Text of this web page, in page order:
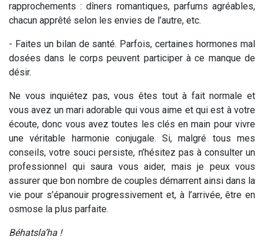
rapprochements : dîners romantiques, parfums agréables,
chacun apprêté selon les envies de l’autre, etc.
- Faites un bilan de santé. Parfois, certaines hormones mal
dosées dans le corps peuvent participer à ce manque de
désir.
Ne vous inquiétez pas, vous êtes tout à fait normale et
vous avez un mari adorable qui vous aime et qui est à votre
écoute, donc vous avez toutes les clés en main pour vivre
une véritable harmonie conjugale. Si, malgré tous mes
conseils, votre souci persiste, n’hésitez pas à consulter un
professionnel qui saura vous aider, mais je peux vous
assurer que bon nombre de couples démarrent ainsi dans la
vie pour s’épanouir progressivement et, à l’arrivée, être en
osmose la plus parfaite.
Béhatsla’ha !